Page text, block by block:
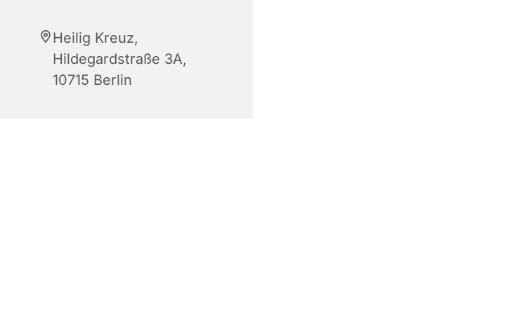
Heilig Kreuz,
Hildegardstraße 3A,
10715 Berlin